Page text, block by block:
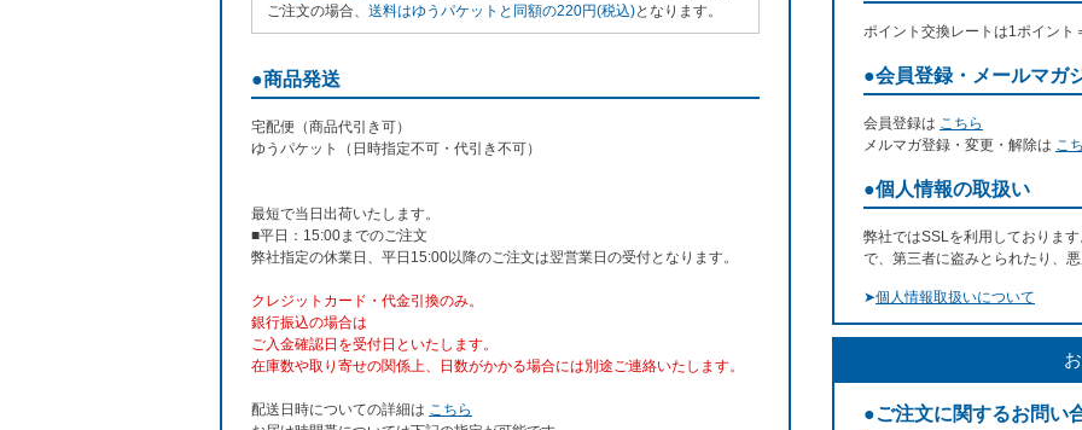
ご注文の場合、 送料はゆうパケットと同額の220円(税込)となります。
●商品発送
宅配便（商品代引き可）
ゆうパケット（日時指定不可・代引き不可）
最短で当日出荷いたします。
■平日：15:00までのご注文
弊社指定の休業日、平日15:00以降のご注文は翌営業日の受付となります。
クレジットカード・代金引換のみ。
銀行振込の場合は
ご入金確認日を受付日といたします。
在庫数や取り寄せの関係上、日数がかかる場合には別途ご連絡いたします。
配送日時についての詳細は こちら
ポイント交換レートは1ポイント
●会員登録・メールマガ
会員登録は こちら
メルマガ登録・変更・解除は こ
●個人情報の取扱い
弊社ではSSLを利用しておりま
で、第三者に盗みとられたり、
➤個人情報取扱いについて
●ご注文に関するお問い